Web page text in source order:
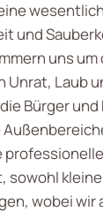
und
uns
Unrat, Laub
Bürger
sowohl
wobei wir